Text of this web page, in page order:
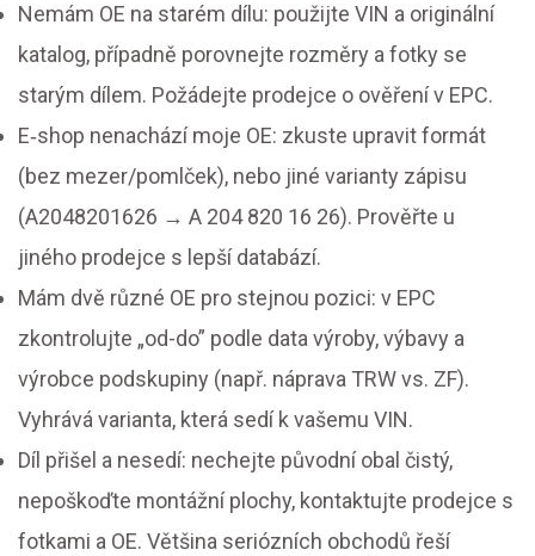
Nemám OE na starém dílu: použijte VIN a originální
katalog, případně porovnejte rozměry a fotky se
starým dílem. Požádejte prodejce o ověření v EPC.
E‑shop nenachází moje OE: zkuste upravit formát
(bez mezer/pomlček), nebo jiné varianty zápisu
(A2048201626 → A 204 820 16 26). Prověřte u
jiného prodejce s lepší databází.
Mám dvě různé OE pro stejnou pozici: v EPC
zkontrolujte „od-do” podle data výroby, výbavy a
výrobce podskupiny (např. náprava TRW vs. ZF).
Vyhrává varianta, která sedí k vašemu VIN.
Díl přišel a nesedí: nechejte původní obal čistý,
nepoškoďte montážní plochy, kontaktujte prodejce s
fotkami a OE. Většina seriózních obchodů řeší